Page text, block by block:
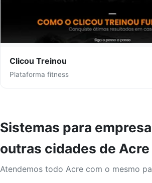
Clicou Treinou
Plataforma fitness
Sistemas para
outras cidades de Acre
Atendemos todo Acre com o mesmo